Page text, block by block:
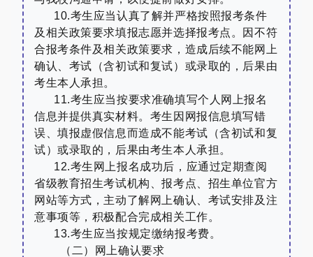
10.考生应当认真了解并严格按照报考条件
及相关政策要求填报志愿并选择报考点。因不符
合报考条件及相关政策要求，造成后续不能网上
确认、考试（含初试和复试）或录取的，后果由
考生本人承担。
11.考生应当按要求准确填写个人网上报名
信息并提供真实材料。考生因网报信息填写错
误、填报虚假信息而造成不能考试（含初试和复
试）或录取的，后果由考生本人承担。
12.考生网上报名成功后，应通过定期查阅
省级教育招生考试机构、报考点、招生单位官方
网站等方式，主动了解网上确认、考试安排及注
意事项等，积极配合完成相关工作。
13.考生应当按规定缴纳报考费。
（二）网上确认要求